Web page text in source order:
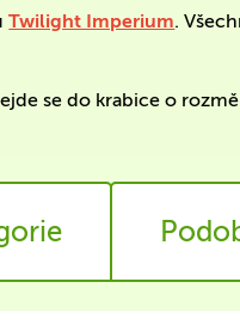
Twilight Imperium.
se do krabice o